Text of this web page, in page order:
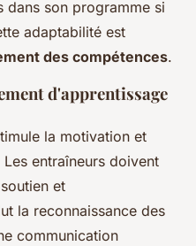
son programme si
adaptabilité est
des compétences.
d'apprentissage
la motivation et
entraîneurs doivent
et
la reconnaissance des
communication